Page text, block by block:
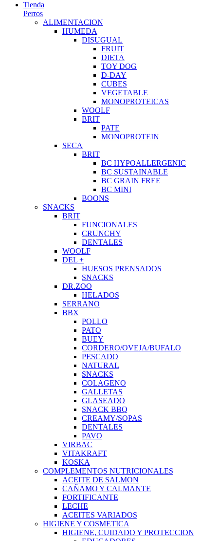
Tienda
Perros
ALIMENTACION
HUMEDA
DISUGUAL
FRUIT
DIETA
TOY DOG
D-DAY
CUBES
VEGETABLE
MONOPROTEICAS
WOOLF
BRIT
PATE
MONOPROTEIN
SECA
BRIT
BC HYPOALLERGENIC
BC SUSTAINABLE
BC GRAIN FREE
BC MINI
BOONS
SNACKS
BRIT
FUNCIONALES
CRUNCHY
DENTALES
WOOLF
DEL +
HUESOS PRENSADOS
SNACKS
DR.ZOO
HELADOS
SERRANO
BBX
POLLO
PATO
BUEY
CORDERO/OVEJA/BUFALO
PESCADO
NATURAL
SNACKS
COLAGENO
GALLETAS
GLASEADO
SNACK BBQ
CREAMY/SOPAS
DENTALES
PAVO
VIRBAC
VITAKRAFT
KOSKA
COMPLEMENTOS NUTRICIONALES
ACEITE DE SALMON
CAÑAMO Y CALMANTE
FORTIFICANTE
LECHE
ACEITES VARIADOS
HIGIENE Y COSMETICA
HIGIENE, CUIDADO Y PROTECCION